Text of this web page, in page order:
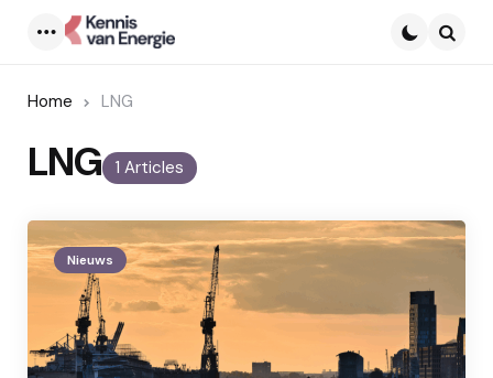
Home LNG
1 Articles
LNG
Nieuws